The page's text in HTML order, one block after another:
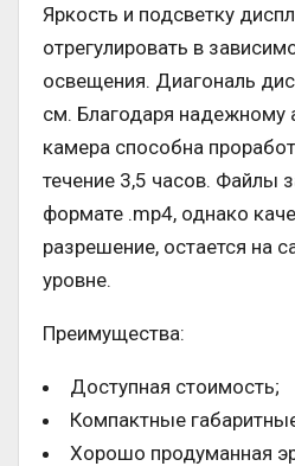
Яркость и подсветку
отрегулировать в
освещения. Диагональ
см. Благодаря надежному
камера способна
течение 3,5 часов. Файлы
формате .mp4, однако
разрешение, остается на
уровне.
Преимущества:
Доступная стоимость;
Компактные
Хорошо продуманная